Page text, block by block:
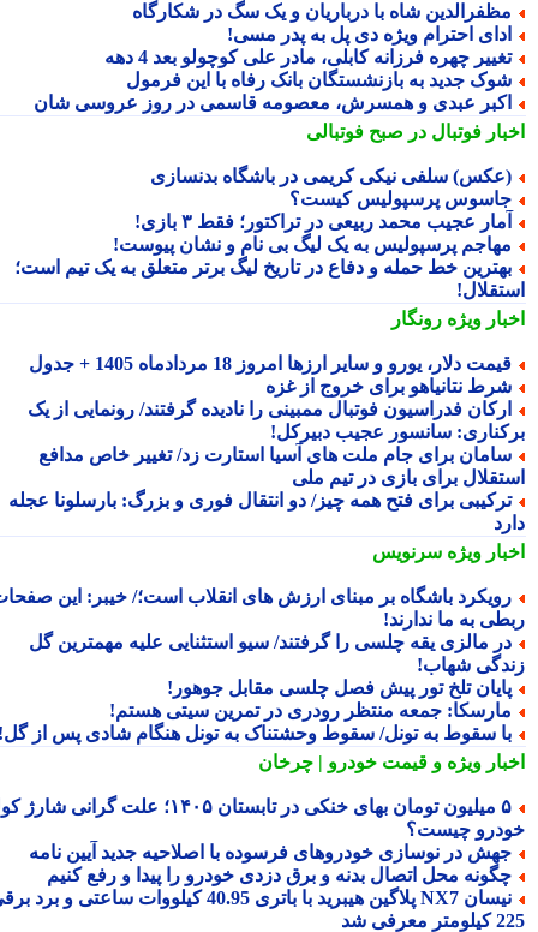
شاه با درباریان و یک سگ در شکارگاه
احترام ویژه دی پل به پدر مسی!
چهره فرزانه کابلی، مادر علی کوچولو بعد 4 دهه
جدید به بازنشستگان بانک رفاه با این فرمول
عبدی و همسرش، معصومه قاسمی در روز عروسی شان
فوتبال در صبح فوتبالی
سلفی نیکی کریمی در باشگاه بدنسازی
پرسپولیس کیست؟
عجیب محمد ربیعی در تراکتور؛ فقط ۳ بازی!
پرسپولیس به یک لیگ بی نام و نشان پیوست!
خط حمله و دفاع در تاریخ لیگ برتر متعلق به یک تیم است؛
ویژهرونگار
دلار، یورو و سایر ارزها امروز 18 مردادماه 1405 + جدول
نتانیاهو برای خروج از غزه
فدراسیون فوتبال ممبینی را نادیده گرفتند/ رونمایی از یک
سانسور عجیب دبیرکل!
برای جام ملت های آسیا استارت زد/ تغییر خاص مدافع
برای بازی در تیم ملی
برای فتح همه چیز/ دو انتقال فوری و بزرگ: بارسلونا عجله
ویژهسرنویس
باشگاه بر مبنای ارزش های انقلاب است؛/ خیبر: این صفحات
به ما ندارند!
مالزی یقه چلسی را گرفتند/ سیو استثنایی علیه مهمترین گل
شهاب!
تلخ تور پیش فصل چلسی مقابل جوهور!
جمعه منتظر رودری در تمرین سیتی هستم!
سقوط به تونل/ سقوط وحشتناک به تونل هنگام شادی پس از گل!
ویژهو قیمت خودرو | چرخان
۵ میلیون تومان بهای خنکی در تابستان ۱۴۰۵؛ علت گرانی شارژ کولر
چیست؟
در نوسازی خودروهای فرسوده با اصلاحیه جدید آیین نامه
محل اتصال بدنه و برق دزدی خودرو را پیدا و رفع کنیم
نیسان NX7 پلاگین هیبرید با باتری 40.95 کیلووات ساعتی و برد برقی